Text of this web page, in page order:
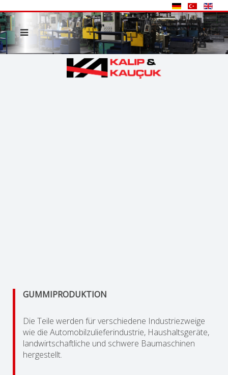
GUMMIPRODUKTION
Die Teile werden für verschiedene Industriezweige
wie die Automobilzulieferindustrie, Haushaltsgeräte,
landwirtschaftliche und schwere Baumaschinen
hergestellt.